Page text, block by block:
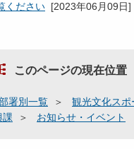
ください [2023年06月09日]
このページの現在位置
署別一覧
観光文化スポ
課
お知らせ・イベント